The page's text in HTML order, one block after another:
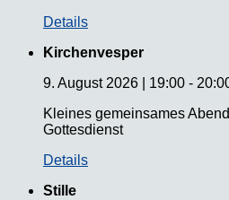
Details
Kirchenvesper
9. August 2026
19:00 -
Kleines gemeinsames
Gottesdienst
Details
Stille